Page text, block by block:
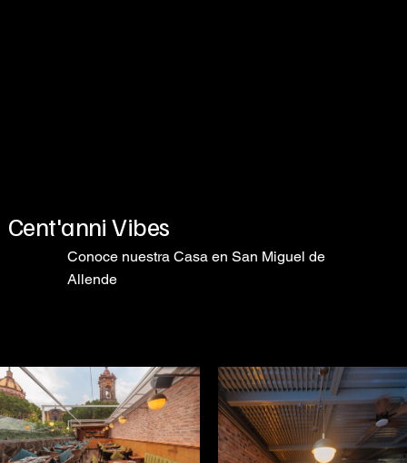
Cent'anni Vibes
Conoce nuestra Casa en San Miguel de
Allende